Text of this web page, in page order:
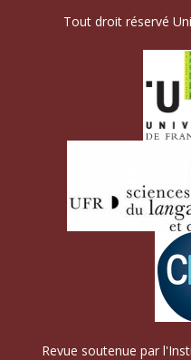
Tout droit réservé
Revue soutenue par